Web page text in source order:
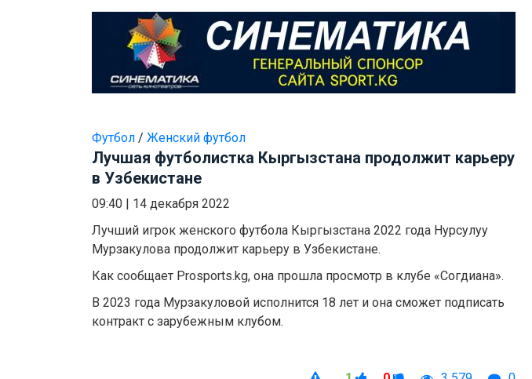
Футбол / Женский футбол
Лучшая футболистка Кыргызстана продолжит карьеру
в Узбекистане
09:40
14 декабря 2022
Лучший игрок женского футбола Кыргызстана 2022 года Нурсулуу
Мурзакулова продолжит карьеру в Узбекистане.
Как сообщает Prosports.kg, она прошла просмотр в клубе «Согдиана».
В 2023 года Мурзакуловой исполнится 18 лет и она сможет подписать
контракт с зарубежным клубом.